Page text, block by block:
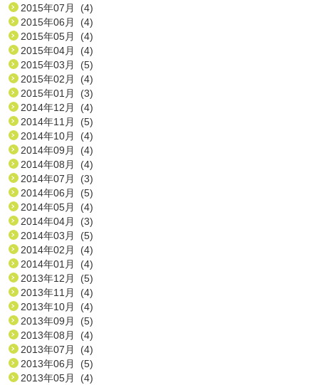
2015年07月 (4)
2015年06月 (4)
2015年05月 (4)
2015年04月 (4)
2015年03月 (5)
2015年02月 (4)
2015年01月 (3)
2014年12月 (4)
2014年11月 (5)
2014年10月 (4)
2014年09月 (4)
2014年08月 (4)
2014年07月 (3)
2014年06月 (5)
2014年05月 (4)
2014年04月 (3)
2014年03月 (5)
2014年02月 (4)
2014年01月 (4)
2013年12月 (5)
2013年11月 (4)
2013年10月 (4)
2013年09月 (5)
2013年08月 (4)
2013年07月 (4)
2013年06月 (5)
2013年05月 (4)